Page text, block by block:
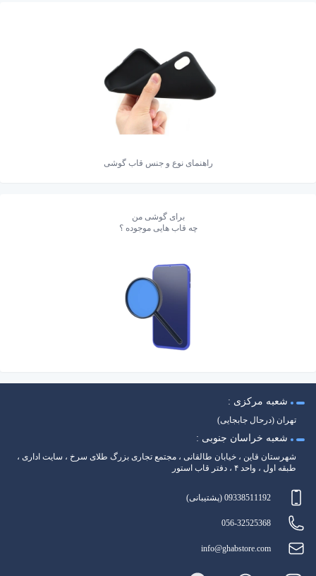
راهنمای نوع و جنس قاب گوشی
برای گوشی من
چه قاب هایی موجوده ؟
شعبه مرکزی :
تهران (درحال جابجایی)
شعبه خراسان جنوبی :
شهرستان قاین ، خیابان طالقانی ، مجتمع تجاری بزرگ طلای سرخ ، سایت اداری ،
طبقه اول ، واحد ۴ ، دفتر قاب استور
09338511192 (پشتیبانی)
056-32525368
info@ghabstore.com